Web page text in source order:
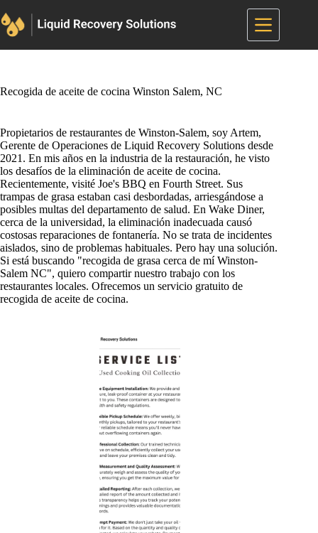
al
contenido
Recogida de aceite de cocina Winston Salem, NC
Propietarios de restaurantes de Winston-Salem, soy Artem,
Gerente de Operaciones de Liquid Recovery Solutions desde
2021. En mis años en la industria de la restauración, he visto
los desafíos de la eliminación de aceite de cocina.
Recientemente, visité Joe's BBQ en Fourth Street. Sus
trampas de grasa estaban casi desbordadas, arriesgándose a
posibles multas del departamento de salud. En Wake Diner,
cerca de la universidad, la eliminación inadecuada causó
costosas reparaciones de fontanería. No se trata de incidentes
aislados, sino de problemas habituales. Pero hay una solución.
Si está buscando "recogida de grasa cerca de mí Winston-
Salem NC", quiero compartir nuestro trabajo con los
restaurantes locales. Ofrecemos un servicio gratuito de
recogida de aceite de cocina.